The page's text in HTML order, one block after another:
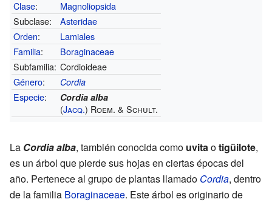
Clase:
Magnoliopsida
Subclase:
Asteridae
Orden:
Lamiales
Familia:
Boraginaceae
Subfamilia: Cordioideae
Género: Cordia
Especie: Cordia alba
(Jacq.) Roem. & Schult.
La Cordia alba, también conocida como uvitaotigüilote,
es un árbol que pierde sus hojas en ciertas épocas del
año. Pertenece al grupo de plantas llamado Cordia, dentro
de la familia Boraginaceae. Este árbol es originario de